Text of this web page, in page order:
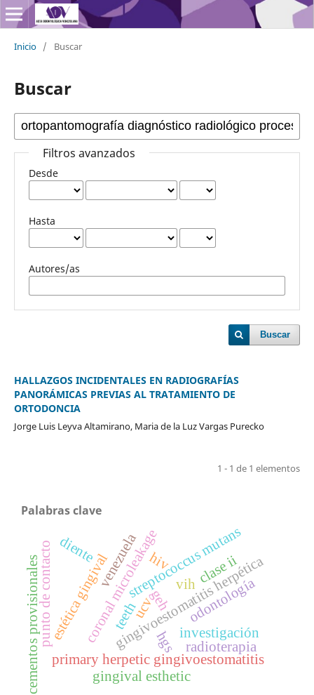
Inicio / Buscar
Buscar
Filtros avanzados
Desde
Hasta
Autores/as
Buscar
HALLAZGOS INCIDENTALES EN RADIOGRAFÍAS
PANORÁMICAS PREVIAS AL TRATAMIENTO DE
ORTODONCIA
Jorge Luis Leyva Altamirano, Maria de la Luz Vargas Purecko
1 - 1 de 1 elementos
Palabras clave
gingivoestomatitis herpética
geh
primary herpetic gingivoestomatitis
hgs
streptococcus mutans
cementos provisionales coronal microleakage odontología
venezuela
ucv
investigación
estética gingival
diente
punto de contacto
gingival esthetic
teeth
radioterapia
vih
hiv clase ii